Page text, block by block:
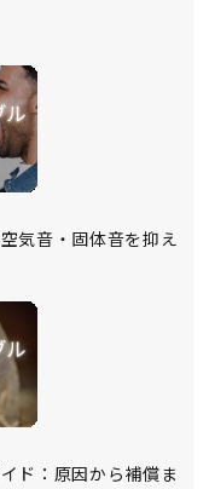
気音・固体音を抑え
ド：原因から補償ま